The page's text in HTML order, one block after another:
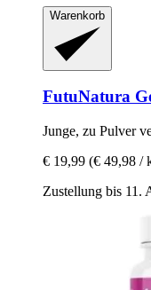
Warenkorb
FutuNatura
Junge, zu Pulver
€ 19,99 (€ 49,98 /
Zustellung bis 11.